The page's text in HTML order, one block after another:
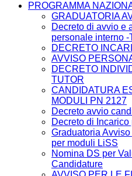
PROGRAMMA
GRADUATORIA
Decreto di avvio e
personale interno -
DECRETO
AVVISO
DECRETO
TUTOR
CANDIDATURA
MODULI PN 2127
Decreto avvio
Decreto di
Graduatoria
per moduli LiSS
Nomina DS per
Candidature